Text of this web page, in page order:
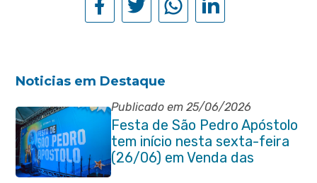
Noticias em Destaque
Publicado em 25/06/2026
Festa de São Pedro Apóstolo
tem início nesta sexta-feira
(26/06) em Venda das
Pedras